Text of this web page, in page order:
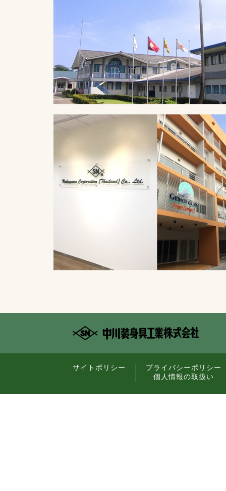
サイトポリシー
プライバシーポリシー
個人情報の取扱い